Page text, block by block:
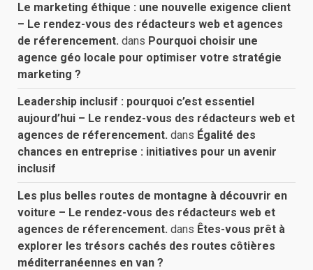
Le marketing éthique : une nouvelle exigence client
– Le rendez-vous des rédacteurs web et agences
de réferencement. dans Pourquoi choisir une
agence géo locale pour optimiser votre stratégie
marketing ?
Leadership inclusif : pourquoi c’est essentiel
aujourd’hui – Le rendez-vous des rédacteurs web et
agences de réferencement. dans Égalité des
chances en entreprise : initiatives pour un avenir
inclusif
Les plus belles routes de montagne à découvrir en
voiture – Le rendez-vous des rédacteurs web et
agences de réferencement. dans Êtes-vous prêt à
explorer les trésors cachés des routes côtières
méditerranéennes en van ?